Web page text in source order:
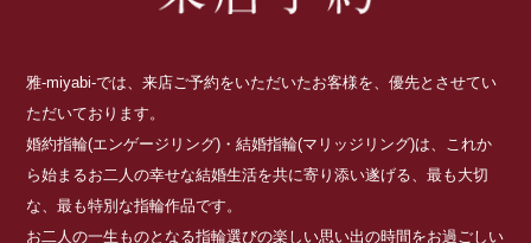
雅-miyabi-では、来店ご予約をいただいたお客様を、優先とさせてい
ただいております。
婚約指輪(エンゲージリング)・結婚指輪(マリッジリング)は、これか
ら始まるお二人の幸せな結婚生活を共に寄り添い遂げる、最も大切
な、最も特別な指輪作品です。
お二人の一生ものとなる指輪選びの楽しい思い出の時間をお過ごしい